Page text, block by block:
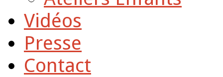
Vidéos
Presse
Contact